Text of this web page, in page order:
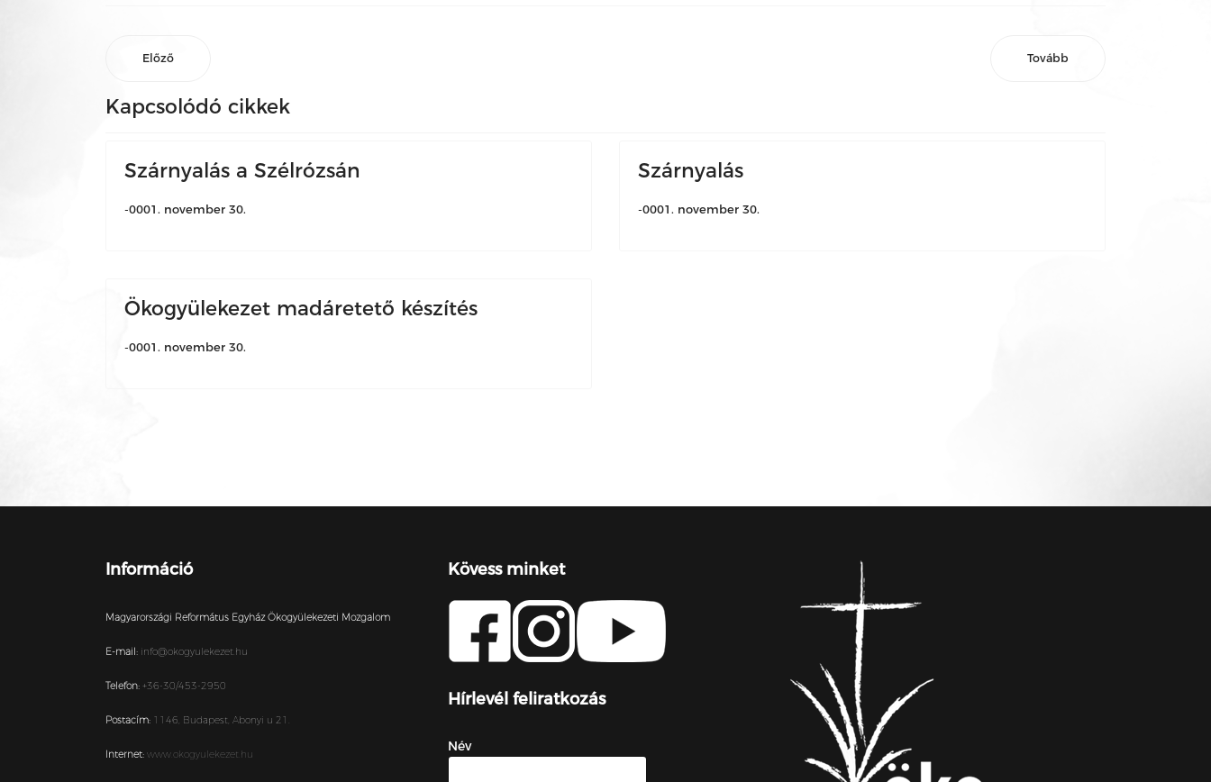
Előző Tovább
Kapcsolódó cikkek
Szárnyalás a Szélrózsán
-0001. november 30.
Szárnyalás
-0001. november 30.
Ökogyülekezet madáretető készítés
-0001. november 30.
Információ
Magyarországi Református Egyház Ökogyülekezeti Mozgalom
E-mail: info@okogyulekezet.hu
Telefon: +36-30/453-2950
Postacím: 1146, Budapest, Abonyi u 21.
Internet: www.okogyulekezet.hu
Kövess minket
Hírlevél feliratkozás
Név